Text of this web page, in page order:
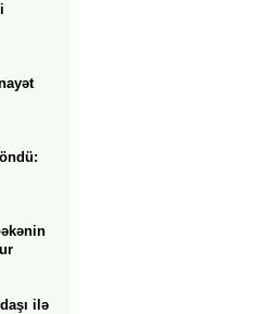
ilə